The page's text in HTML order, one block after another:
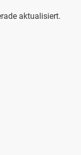
aktualisiert.